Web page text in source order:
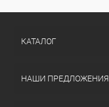
КАТАЛОГ
НАШИ ПРЕДЛОЖЕНИЯ